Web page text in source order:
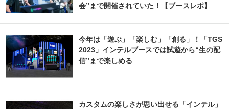
会”まで開催されていた！【ブースレポ】
今年は「遊ぶ」「楽しむ」「創る」！「TGS
2023」インテルブースでは試遊から“生の配
信”まで楽しめる
カスタムの楽しさが思い出せる「インテル」